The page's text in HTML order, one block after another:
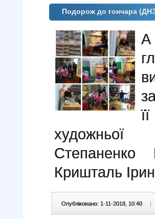
Подорож до гончара
А
художньої
Степаненко
Кришталь
Опубліковано: 1-11-2018, 10:40 |